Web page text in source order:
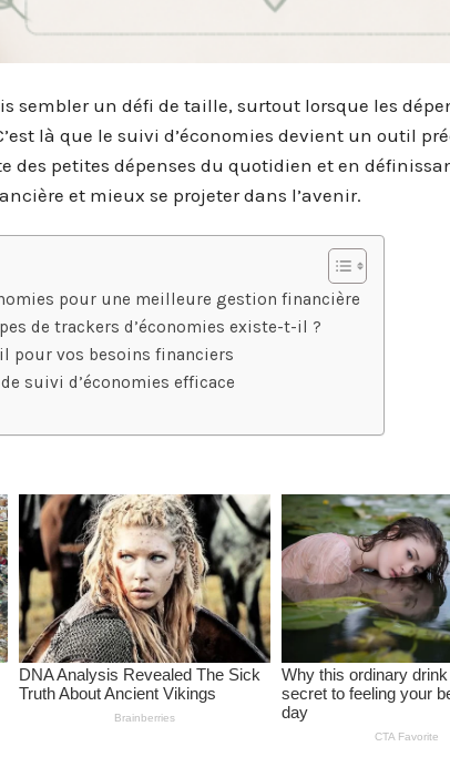
sembler un défi de taille, surtout lorsque les
là que le suivi d’économies devient un outil
des petites dépenses du quotidien et en
et mieux se projeter dans l’avenir.
pour une meilleure gestion financière
de trackers d’économies existe-t-il ?
pour vos besoins financiers
suivi d’économies efficace